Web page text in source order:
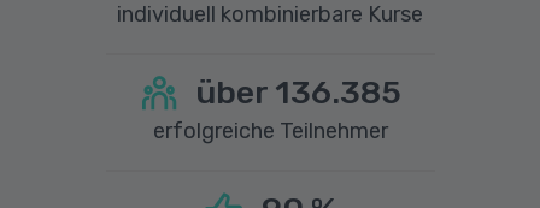
individuell kombinierbare Kurse
über 136.385
erfolgreiche Teilnehmer